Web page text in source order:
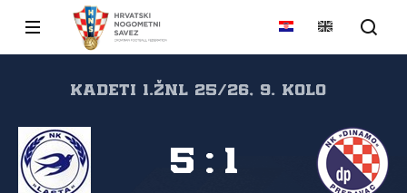
kadeti 1.žnl 25/26, 9. kolo
5 : 1